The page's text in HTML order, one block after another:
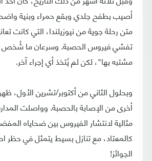
أصيب بطفح جلدي وبقع حمراء وبنية
متن رحلة جوية من نيوزيلندا، التي كانت
تفشي فيروس الحصبة. وسرعان ما شُخص
مشتبه بها"، لكن لم يُتخذ أي إجراء آخر.
وبحلول الثاني من أكتوبر/تشرين الأول،
أخرى من الإصابة بالحصبة. وواصلت
مثالية لانتشار الفيروس بين ضحاياه
كالمعتاد، مع تنازل بسيط يتمثل في حظر
الجوائز!